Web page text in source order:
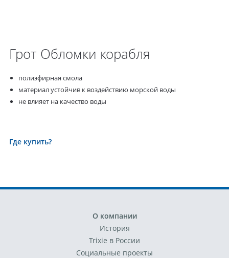
Грот Обломки корабля
полиэфирная смола
материал устойчив к воздействию морской воды
не влияет на качество воды
Где купить?
О компании
История
Trixie в России
Социальные проекты